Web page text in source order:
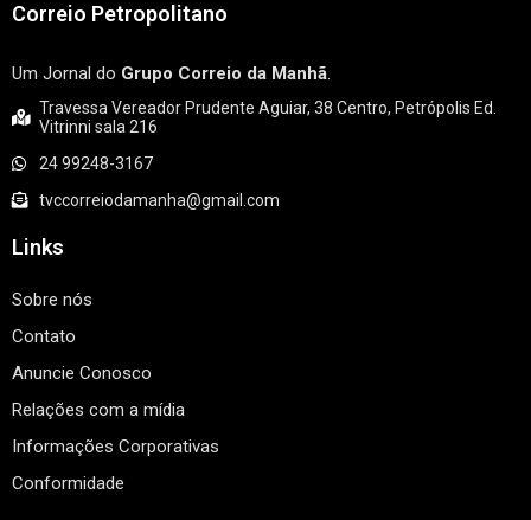
Correio Petropolitano
Um Jornal do Grupo Correio da Manhã.
Travessa Vereador Prudente Aguiar, 38 Centro, Petrópolis Ed.
Vitrinni sala 216
24 99248-3167
tvccorreiodamanha@gmail.com
Links
Sobre nós
Contato
Anuncie Conosco
Relações com a mídia
Informações Corporativas
Conformidade